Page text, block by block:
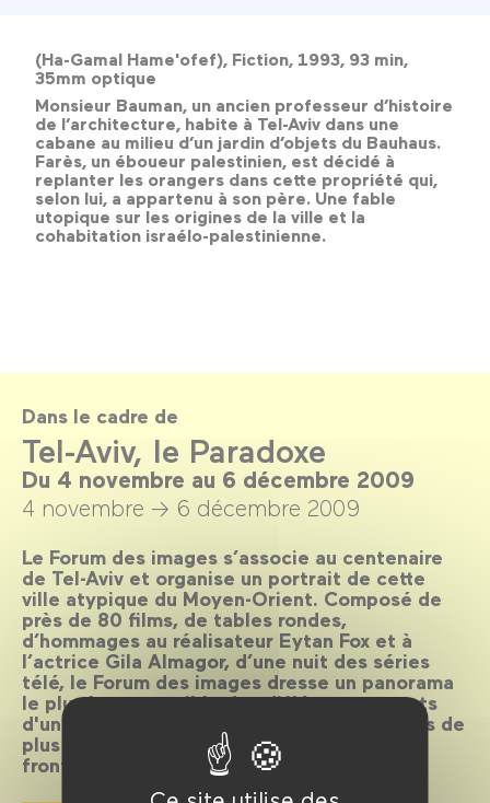
(Ha-Gamal Hame'ofef), Fiction, 1993, 93 min,
35mm optique
Monsieur Bauman, un ancien professeur d’histoire
de l’architecture, habite à Tel-Aviv dans une
cabane au milieu d’un jardin d’objets du Bauhaus.
Farès, un éboueur palestinien, est décidé à
replanter les orangers dans cette propriété qui,
selon lui, a appartenu à son père. Une fable
utopique sur les origines de la ville et la
cohabitation israélo-palestinienne.
Dans le cadre de
Tel-Aviv, le Paradoxe
Du 4 novembre au 6 décembre 2009
4 novembre → 6 décembre 2009
Le Forum des images s’associe au centenaire
de Tel-Aviv et organise un portrait de cette
ville atypique du Moyen-Orient. Composé de
près de 80 films, de tables rondes,
d’hommages au réalisateur Eytan Fox et à
l’actrice Gila Almagor, d’une nuit des séries
télé, le Forum des images dresse un panorama
le plus large possible des différents aspects
d'une ville et d’un cinéma encore jeune mais de
plus en plus reconnu en dehors de ses
frontières.